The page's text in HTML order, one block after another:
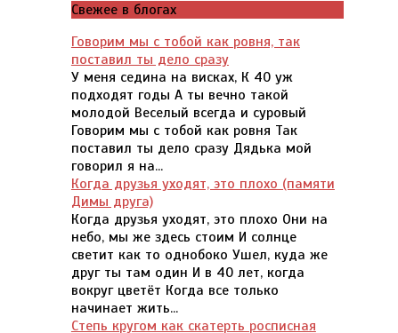
Свежее в блогах
Говорим мы с тобой как ровня, так
поставил ты дело сразу
У меня седина на висках, К 40 уж
подходят годы А ты вечно такой
молодой Веселый всегда и суровый
Говорим мы с тобой как ровня Так
поставил ты дело сразу Дядька мой
говорил я на...
Когда друзья уходят, это плохо (памяти
Димы друга)
Когда друзья уходят, это плохо Они на
небо, мы же здесь стоим И солнце
светит как то однобоко Ушел, куда же
друг ты там один И в 40 лет, когда
вокруг цветёт Когда все только
начинает жить...
Степь кругом как скатерть росписная